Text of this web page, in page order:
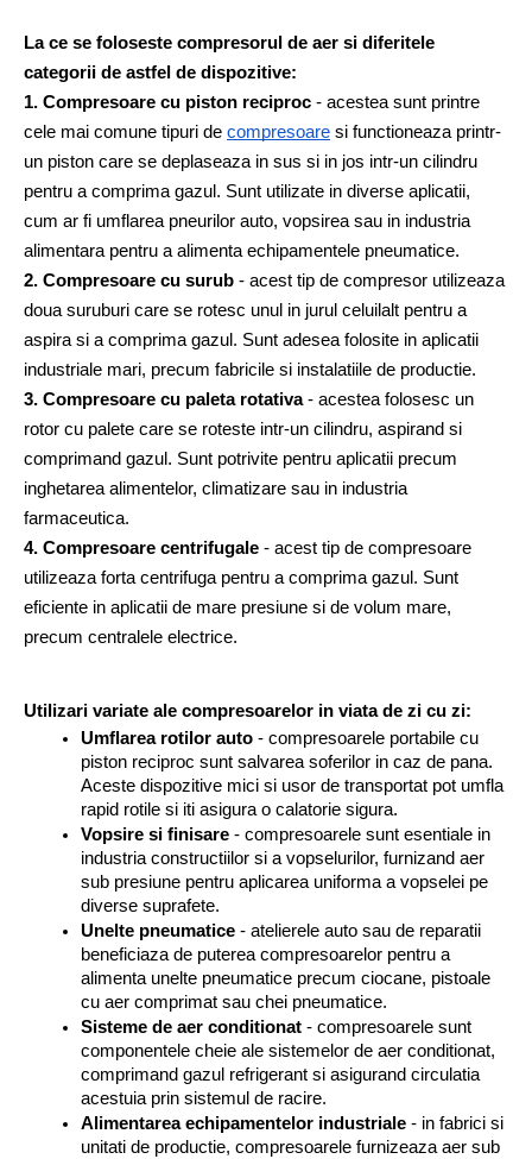
La ce se foloseste compresorul de aer si diferitele
categorii de astfel de dispozitive:
1. Compresoare cu piston reciproc - acestea sunt printre
cele mai comune tipuri de compresoare si functioneaza printr-
un piston care se deplaseaza in sus si in jos intr-un cilindru
pentru a comprima gazul. Sunt utilizate in diverse aplicatii,
cum ar fi umflarea pneurilor auto, vopsirea sau in industria
alimentara pentru a alimenta echipamentele pneumatice.
2. Compresoare cu surub - acest tip de compresor utilizeaza
doua suruburi care se rotesc unul in jurul celuilalt pentru a
aspira si a comprima gazul. Sunt adesea folosite in aplicatii
industriale mari, precum fabricile si instalatiile de productie.
3. Compresoare cu paleta rotativa - acestea folosesc un
rotor cu palete care se roteste intr-un cilindru, aspirand si
comprimand gazul. Sunt potrivite pentru aplicatii precum
inghetarea alimentelor, climatizare sau in industria
farmaceutica.
4. Compresoare centrifugale - acest tip de compresoare
utilizeaza forta centrifuga pentru a comprima gazul. Sunt
eficiente in aplicatii de mare presiune si de volum mare,
precum centralele electrice.
Utilizari variate ale compresoarelor in viata de zi cu zi:
Umflarea rotilor auto - compresoarele portabile cu
piston reciproc sunt salvarea soferilor in caz de pana.
Aceste dispozitive mici si usor de transportat pot umfla
rapid rotile si iti asigura o calatorie sigura.
Vopsire si finisare - compresoarele sunt esentiale in
industria constructiilor si a vopselurilor, furnizand aer
sub presiune pentru aplicarea uniforma a vopselei pe
diverse suprafete.
Unelte pneumatice - atelierele auto sau de reparatii
beneficiaza de puterea compresoarelor pentru a
alimenta unelte pneumatice precum ciocane, pistoale
cu aer comprimat sau chei pneumatice.
Sisteme de aer conditionat - compresoarele sunt
componentele cheie ale sistemelor de aer conditionat,
comprimand gazul refrigerant si asigurand circulatia
acestuia prin sistemul de racire.
Alimentarea echipamentelor industriale - in fabrici si
unitati de productie, compresoarele furnizeaza aer sub